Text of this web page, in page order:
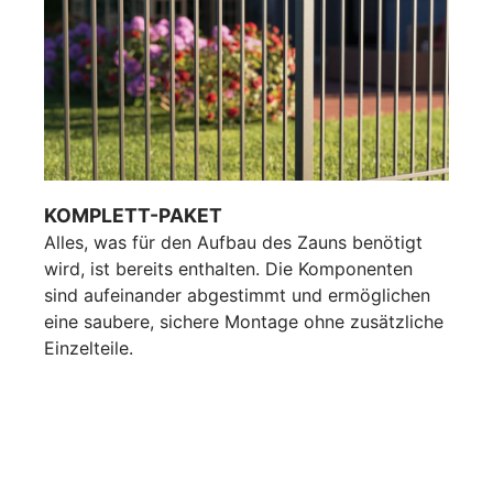
KOMPLETT-PAKET
Alles, was für den Aufbau des Zauns benötigt
wird, ist bereits enthalten. Die Komponenten
sind aufeinander abgestimmt und ermöglichen
eine saubere, sichere Montage ohne zusätzliche
Einzelteile.